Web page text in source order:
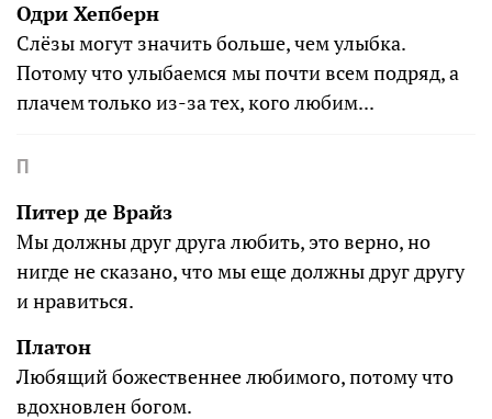
Одри Хепберн
Слёзы могут значить больше, чем улыбка.
Потому что улыбаемся мы почти всем подряд, а
плачем только из-за тех, кого любим...
П
Питер де Врайз
Мы должны друг друга любить, это верно, но
нигде не сказано, что мы еще должны друг другу
и нравиться.
Платон
Любящий божественнее любимого, потому что
вдохновлен богом.